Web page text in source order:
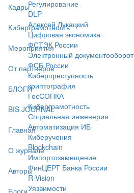
Кадры
Киберграмотность
Мероприятия
От партнёров
БЛОГИ
BIS JOURNAL
Главная
О журнале
Авторы
Блоги
Регулирование
DLP
Алексей Лукацкий
Цифровая экономика
ФСТЭК России
Электронный документооборот
ФСБ России
Киберпреступность
криптография
ГосСОПКА
Киберграмотность
Социальная инженерия
Автоматизация ИБ
Киберучения
Blockchain
Импортозамещение
ФинЦЕРТ Банка России
R-Vision
Уязвимости